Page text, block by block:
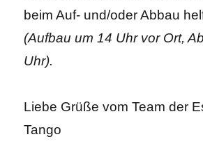
beim Auf- und/oder Abbau
(Aufbau um 14 Uhr vor Ort,
Uhr).
Liebe Grüße vom Team der
Tango